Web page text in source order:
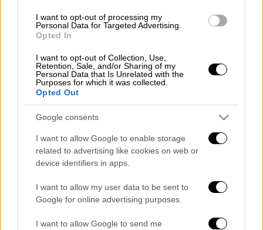
I want to opt-out of processing my
Personal Data for Targeted Advertising.
Opted In
I want to opt-out of Collection, Use,
Retention, Sale, and/or Sharing of my
Personal Data that Is Unrelated with the
Purposes for which it was collected.
Opted Out
Google consents
I want to allow Google to enable storage
related to advertising like cookies on web or
device identifiers in apps.
I want to allow my user data to be sent to
Google for online advertising purposes.
I want to allow Google to send me
Λίγο νωρίτερα, ο γενικός γραμματέας του
Οργανισμού Ηνωμένων Εθνών, Αντόνιο
Γκουτέρες,προειδοποίησε το Ισραήλ, μέσω
μιας εκπροσώπου Τύπου, για μια «επικίνδυνη
κλιμάκωση», που «κινδυνεύει να επιδεινώσει
τις ήδη καταστροφικές συνέπειες για
εκατομμύρια Παλαιστινίους».
Πολλές χώρες, μεταξύ των15 κρατών μελών
ου συνθέτουν το Συμβούλιο Ασφαλείας,
ζήτησαν αυτήν την έκτακτη συνεδρίαση, την
οποία χαιρέτισε ηπαλαιστινιακή
αντιπροσωπεία στον ΟΗΕ.